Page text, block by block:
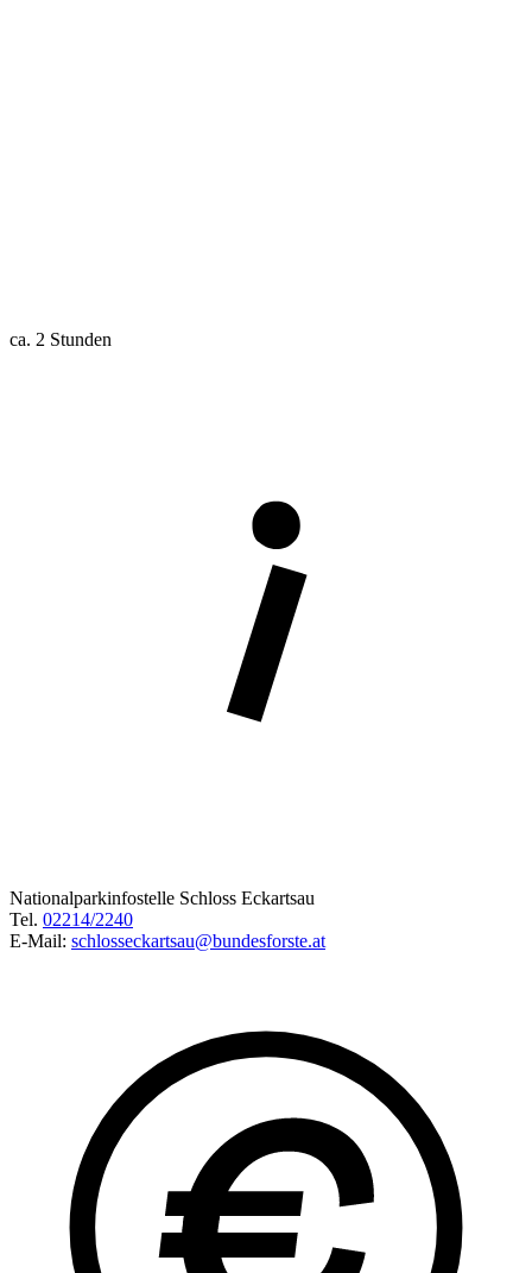
ca. 2 Stunden
Nationalparkinfostelle Schloss Eckartsau
Tel. 02214/2240
E-Mail: schlosseckartsau@bundesforste.at